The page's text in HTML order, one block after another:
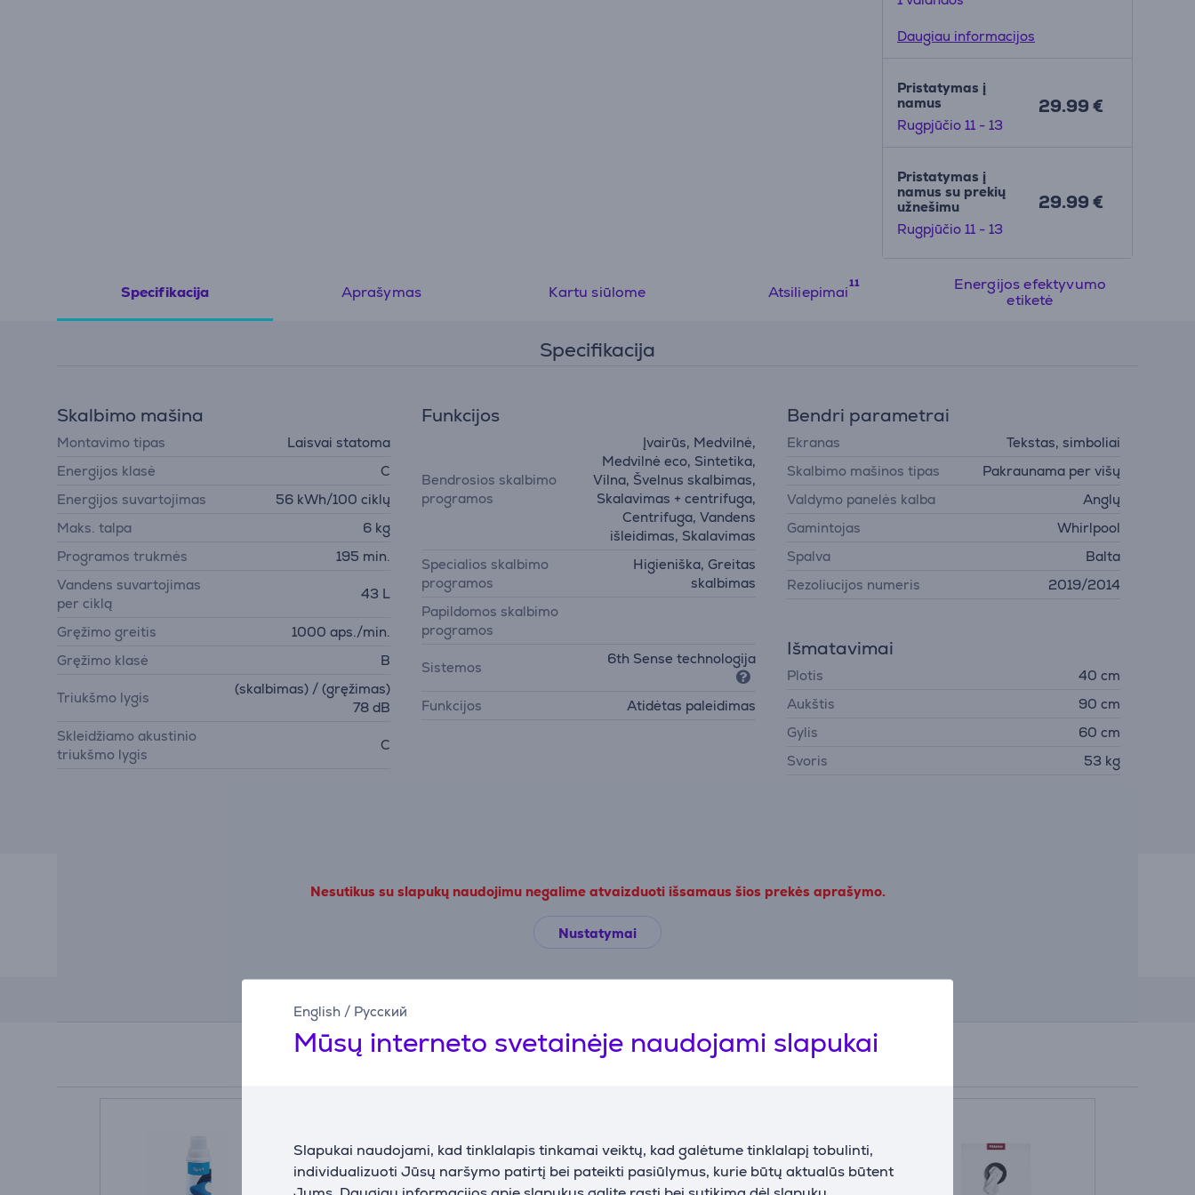
English / Русский
Mūsų interneto svetainėje naudojami slapukai
Slapukai naudojami, kad tinklalapis tinkamai veiktų, kad galėtume tinklalapį tobulinti,
individualizuoti Jūsų naršymo patirtį bei pateikti pasiūlymus, kurie būtų aktualūs būtent
Daugiau informacijos
Pristatymas į
namus
Rugpjūčio 11 - 13
29.99 €
Pristatymas į
namus su prekių
užnešimu
Rugpjūčio 11 - 13
29.99 €
Specifikacija Aprašymas Kartu siūlome Atsiliepimai
Energijos efektyvumo
etiketė
Specifikacija
Skalbimo mašina
Montavimo tipas
Laisvai statoma
Energijos klasė
C
Energijos suvartojimas
56 kWh/100 ciklų
Maks. talpa
6 kg
Programos trukmės
195 min.
Vandens suvartojimas
per ciklą
43 L
Gręžimo greitis
1000 aps./min.
Gręžimo klasė
B
Triukšmo lygis
(skalbimas) / (gręžimas)
78 dB
Skleidžiamo akustinio
triukšmo lygis
C
Funkcijos
Bendrosios skalbimo
programos
Įvairūs, Medvilnė,
Medvilnė eco, Sintetika,
Vilna, Švelnus skalbimas,
Skalavimas + centrifuga,
Centrifuga, Vandens
išleidimas, Skalavimas
Specialios skalbimo
programos
Higieniška, Greitas
skalbimas
Papildomos skalbimo
programos
Sistemos
6th Sense technologija
Funkcijos Atidėtas paleidimas
Bendri parametrai
Ekranas
Tekstas, simboliai
Skalbimo mašinos tipas
Pakraunama per višų
Valdymo panelės kalba
Anglų
Gamintojas
Whirlpool
Spalva
Balta
Rezoliucijos numeris
2019/2014
Išmatavimai
Plotis
40 cm
Aukštis
90 cm
Gylis
60 cm
Svoris
53 kg
Nesutikus su slapukų naudojimu negalime atvaizduoti išsamaus šios prekės aprašymo.
Nustatymai